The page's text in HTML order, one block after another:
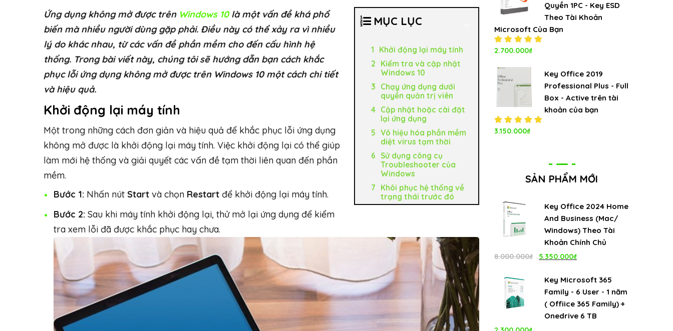
MỤC LỤC
Khởi động lại máy tính
Kiểm tra và cập nhật
Windows 10
Chạy ứng dụng dưới
quyền quản trị viên
Cập nhật hoặc cài đặt
lại ứng dụng
Vô hiệu hóa phần mềm
diệt virus tạm thời
Sử dụng công cụ
Troubleshooter của
Windows
Khôi phục hệ thống về
trạng thái trước đó
Ứng dụng không mở được trên Windows 10là một vấn đề khá phổ
biến mà nhiều người dùng gặp phải. Điều này có thể xảy ra vì nhiều
lý do khác nhau, từ các vấn đề phần mềm cho đến cấu hình hệ
thống. Trong bài viết này, chúng tôi sẽ hướng dẫn bạn cách khắc
phục lỗi ứng dụng không mở được trên Windows 10 một cách chi tiết
và hiệu quả.
Khởi động lại máy tính
Một trong những cách đơn giản và hiệu quả để khắc phục lỗi ứng dụng
không mở được là khởi động lại máy tính. Việc khởi động lại có thể giúp
làm mới hệ thống và giải quyết các vấn đề tạm thời liên quan đến phần
mềm.
Bước 1: Nhấn nút Start và chọn Restart để khởi động lại máy tính.
Bước 2: Sau khi máy tính khởi động lại, thử mở lại ứng dụng để kiểm
tra xem lỗi đã được khắc phục hay chưa.
Quyền 1PC - Key ESD
Theo Tài Khoản
Microsoft Của Bạn
Được xếp
sao
2.700.000₫
Key Office 2019
Professional Plus - Full
Box - Active trên tài
khoản của bạn
Được xếp
3.150.000₫
SẢN PHẨM MỚI
Key Office 2024 Home
And Business (Mac/
Windows) Theo Tài
Khoản Chính Chủ
8.000.000₫
Giá
là:
8.000.000₫.
5.350.000₫
tại
là:
5.350.000₫.
Key Microsoft 365
Family - 6 User - 1 năm
( Offiice 365 Family) +
Onedrive 6 TB